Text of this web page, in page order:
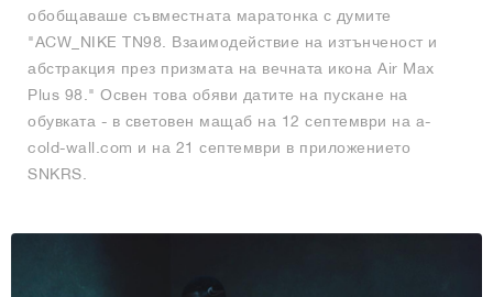
обобщаваше съвместната маратонка с думите
"ACW_NIKE TN98. Взаимодействие на изтънченост и
абстракция през призмата на вечната икона Air Max
Plus 98." Освен това обяви датите на пускане на
обувката - в световен мащаб на 12 септември на a-
cold-wall.com и на 21 септември в приложението
SNKRS.